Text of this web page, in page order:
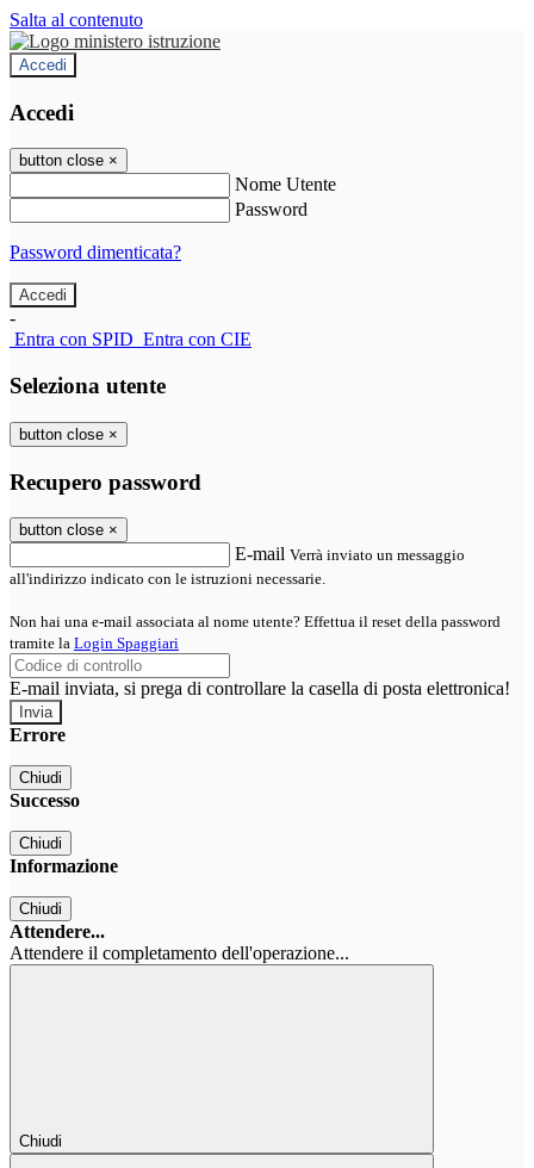
Salta al contenuto
Accedi
Accedi
button close ×
Nome Utente
Password
Password dimenticata?
-
Entra con SPID Entra con CIE
Seleziona utente
button close ×
Recupero password
button close ×
E-mail Verrà inviato un messaggio
all'indirizzo indicato con le istruzioni necessarie.
Non hai una e-mail associata al nome utente? Effettua il reset della password
tramite la Login Spaggiari
E-mail inviata, si prega di controllare la casella di posta elettronica!
Errore
Chiudi
Successo
Chiudi
Informazione
Chiudi
Attendere...
Attendere il completamento dell'operazione...
Chiudi